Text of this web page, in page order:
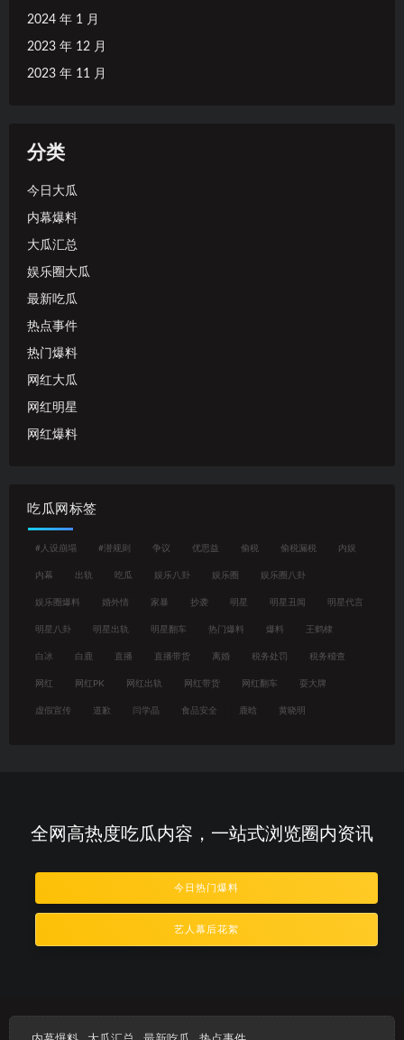
2024 年 1 月
2023 年 12 月
2023 年 11 月
分类
今日大瓜
内幕爆料
大瓜汇总
娱乐圈大瓜
最新吃瓜
热点事件
热门爆料
网红大瓜
网红明星
网红爆料
吃瓜网标签
#人设崩塌 #潜规则 争议 优思益 偷税 偷税漏税 内娱
内幕 出轨 吃瓜 娱乐八卦 娱乐圈 娱乐圈八卦
娱乐圈爆料 婚外情 家暴 抄袭 明星 明星丑闻 明星代言
明星八卦 明星出轨 明星翻车 热门爆料 爆料 王鹤棣
白冰 白鹿 直播 直播带货 离婚 税务处罚 税务稽查
网红 网红PK 网红出轨 网红带货 网红翻车 耍大牌
虚假宣传 道歉 闫学晶 食品安全 鹿晗 黄晓明
全网高热度吃瓜内容，一站式浏览圈内资讯
今日热门爆料
艺人幕后花絮